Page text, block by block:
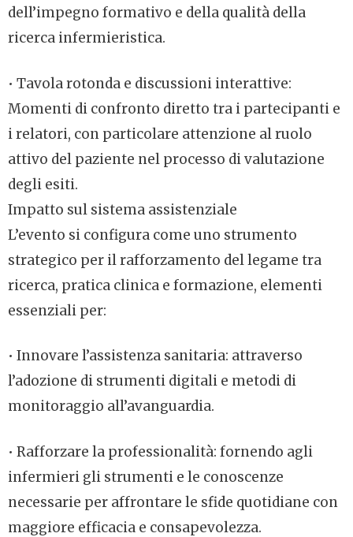
dell’impegno formativo e della qualità della
ricerca infermieristica.
• Tavola rotonda e discussioni interattive:
Momenti di confronto diretto tra i partecipanti e
i relatori, con particolare attenzione al ruolo
attivo del paziente nel processo di valutazione
degli esiti.
Impatto sul sistema assistenziale
L’evento si configura come uno strumento
strategico per il rafforzamento del legame tra
ricerca, pratica clinica e formazione, elementi
essenziali per:
• Innovare l’assistenza sanitaria: attraverso
l’adozione di strumenti digitali e metodi di
monitoraggio all’avanguardia.
• Rafforzare la professionalità: fornendo agli
infermieri gli strumenti e le conoscenze
necessarie per affrontare le sfide quotidiane con
maggiore efficacia e consapevolezza.